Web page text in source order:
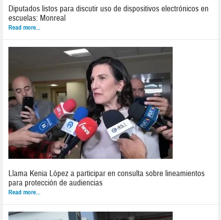
Diputados listos para discutir uso de dispositivos electrónicos en
escuelas: Monreal
Read more...
Llama Kenia López a participar en consulta sobre lineamientos
para protección de audiencias
Read more...